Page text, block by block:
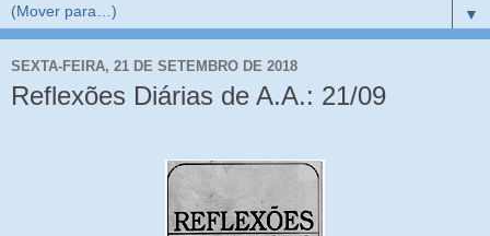
▼
SEXTA-FEIRA, 21 DE SETEMBRO DE 2018
Reflexões Diárias de A.A.: 21/09